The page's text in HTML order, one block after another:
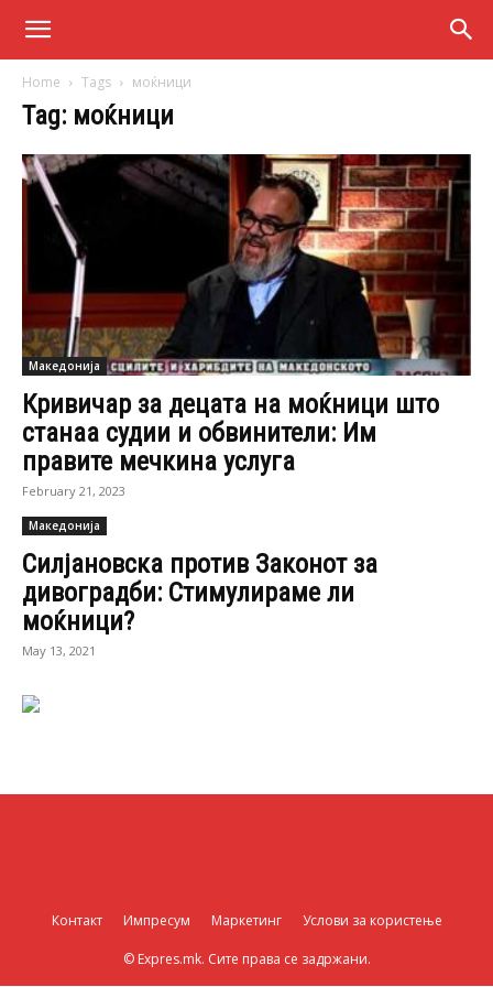
Home Tags моќници
Tag: моќници
Македонија
Кривичар за децата на моќници што
станаа судии и обвинители: Им
правите мечкина услуга
February 21, 2023
Македонија
Силјановска против Законот за
дивоградби: Стимулираме ли
моќници?
May 13, 2021
Контакт Импресум Маркетинг Услови за користење
© Expres.mk. Сите права се задржани.